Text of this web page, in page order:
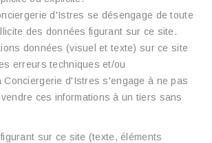
d'Istres se désengage de toute
des données figurant sur ce site.
données (visuel et texte) sur ce site
erreurs techniques et/ou
Conciergerie d'Istres s'engage à ne pas
ces informations à un tiers sans
sur ce site (texte, éléments